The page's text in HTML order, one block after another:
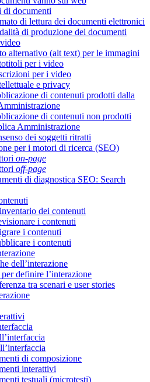
di documenti
di lettura dei documenti elettronici
di produzione dei documenti
alternativo (alt text) per le immagini
per i video
per i video
e privacy
di contenuti prodotti dalla
di contenuti non prodotti
Amministrazione
dei soggetti ritratti
per i motori di ricerca (SEO)
on-page
off-page
di diagnostica SEO: Search
dei contenuti
i contenuti
i contenuti
i contenuti
dell’interazione
definire l’interazione
tra scenari e user stories
di composizione
interattivi
testuali (microtesti)